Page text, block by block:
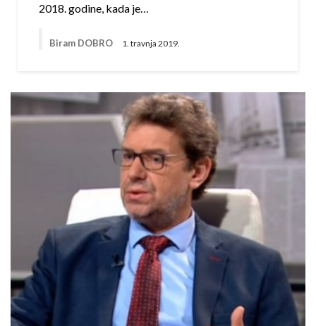
2018. godine, kada je…
Biram DOBRO 1. travnja 2019.